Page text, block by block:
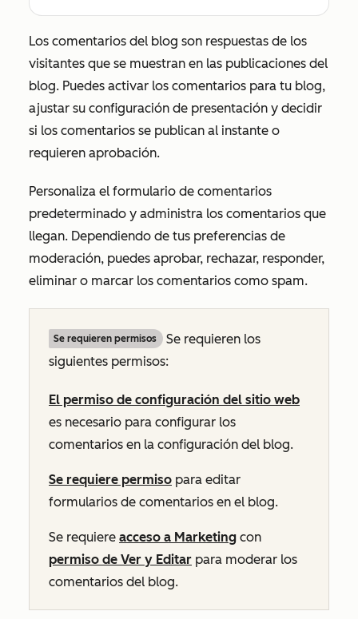
Los comentarios del blog son respuestas de los
visitantes que se muestran en las publicaciones del
blog. Puedes activar los comentarios para tu blog,
ajustar su configuración de presentación y decidir
si los comentarios se publican al instante o
requieren aprobación.
Personaliza el formulario de comentarios
predeterminado y administra los comentarios que
llegan. Dependiendo de tus preferencias de
moderación, puedes aprobar, rechazar, responder,
eliminar o marcar los comentarios como spam.
Se requieren permisos
Se requieren los
siguientes permisos:
El permiso de configuración del sitio web
es necesario para configurar los
comentarios en la configuración del blog.
Se requiere permiso para editar
formularios de comentarios en el blog.
Se requiere acceso a Marketing con
permiso de Ver y Editar para moderar los
comentarios del blog.